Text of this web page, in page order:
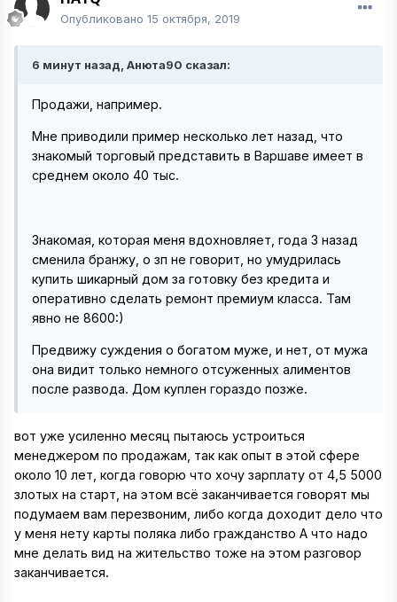
Опубликовано 15 октября, 2019
6 минут назад, Анюта90 сказал:
Продажи, например.
Мне приводили пример несколько лет назад, что
знакомый торговый представить в Варшаве имеет в
среднем около 40 тыс.
Знакомая, которая меня вдохновляет, года 3 назад
сменила бранжу, о зп не говорит, но умудрилась
купить шикарный дом за готовку без кредита и
оперативно сделать ремонт премиум класса. Там
явно не 8600:)
Предвижу суждения о богатом муже, и нет, от мужа
она видит только немного отсуженных алиментов
после развода. Дом куплен гораздо позже.
вот уже усиленно месяц пытаюсь устроиться
менеджером по продажам, так как опыт в этой сфере
около 10 лет, когда говорю что хочу зарплату от 4,5 5000
злотых на старт, на этом всё заканчивается говорят мы
подумаем вам перезвоним, либо когда доходит дело что
у меня нету карты поляка либо гражданство А что надо
мне делать вид на жительство тоже на этом разговор
заканчивается.